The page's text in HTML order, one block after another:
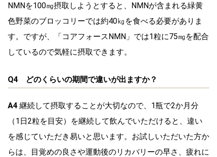
NMNを100㎎摂取しようとすると、NMNが含まれる緑黄
色野菜のブロッコリーでは約40㎏を食べる必要がありま
す。ですが、「コアフォースNMN」では1粒に75㎎を配合
しているので気軽に摂取できます。
Q4 どのくらいの期間で違いが出ますか？
A4 継続して摂取することが大切なので、1瓶で2か月分
（1日2粒を目安）を継続して飲んでいただけると、違い
を感じていただき易いと思います。お試しいただいた方か
らは、目覚めの良さや運動後のリカバリーの早さ、疲れに